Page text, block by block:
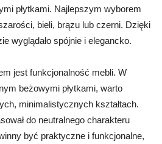
płytkami. Najlepszym wyborem
bieli, brązu lub czerni. Dzięki
wyglądało spójnie i elegancko.
jest funkcjonalność mebli. W
beżowymi płytkami, warto
minimalistycznych kształtach.
do neutralnego charakteru
być praktyczne i funkcjonalne,